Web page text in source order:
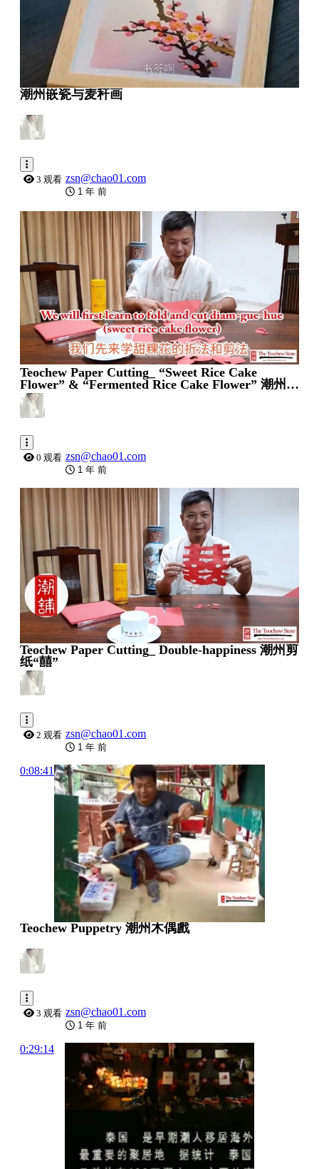
潮州嵌瓷与麦秆画
3 观看 zsn@chao01.com
1 年 前
0:04:47
Teochew Paper Cutting_ “Sweet Rice Cake
Flower” & “Fermented Rice Cake Flower” 潮州剪
纸甜粿花和酵粿花
0 观看 zsn@chao01.com
1 年 前
0:01:33
Teochew Paper Cutting_ Double-happiness 潮州剪
纸“囍”
2 观看 zsn@chao01.com
1 年 前
0:08:41
Teochew Puppetry 潮州木偶戲
3 观看 zsn@chao01.com
1 年 前
0:29:14